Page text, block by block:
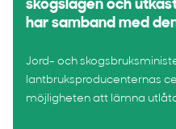
skogslagen och
har samband med
Jord- och
lantbruksproducenternas
möjligheten att lämna